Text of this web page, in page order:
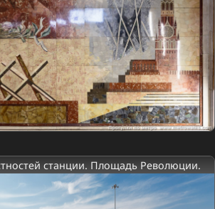
станции. Площадь Революции.